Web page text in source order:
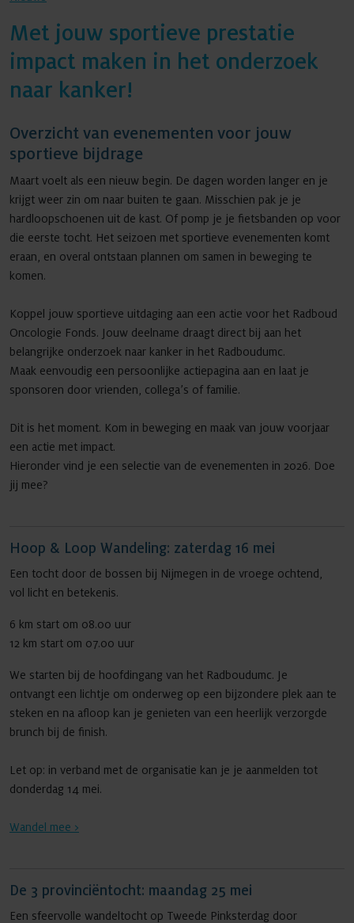
Met jouw sportieve prestatie
impact maken in het onderzoek
naar kanker!
Overzicht van evenementen voor jouw
sportieve bijdrage
Maart voelt als een nieuw begin. De dagen worden langer en je
krijgt weer zin om naar buiten te gaan. Misschien pak je je
hardloopschoenen uit de kast. Of pomp je je fietsbanden op voor
die eerste tocht. Het seizoen met sportieve evenementen komt
eraan, en overal ontstaan plannen om samen in beweging te
komen.
Koppel jouw sportieve uitdaging aan een actie voor het Radboud
Oncologie Fonds. Jouw deelname draagt direct bij aan het
belangrijke onderzoek naar kanker in het Radboudumc.
Maak eenvoudig een persoonlijke actiepagina aan en laat je
sponsoren door vrienden, collega’s of familie.
Dit is het moment. Kom in beweging en maak van jouw voorjaar
een actie met impact.
Hieronder vind je een selectie van de evenementen in 2026. Doe
jij mee?
Hoop & Loop Wandeling: zaterdag 16 mei
Een tocht door de bossen bij Nijmegen in de vroege ochtend,
vol licht en betekenis.
6 km start om 08.00 uur
12 km start om 07.00 uur
We starten bij de hoofdingang van het Radboudumc. Je
ontvangt een lichtje om onderweg op een bijzondere plek aan te
steken en na afloop kan je genieten van een heerlijk verzorgde
brunch bij de finish.
Let op: in verband met de organisatie kan je je aanmelden tot
donderdag 14 mei.
Wandel mee >
De 3 provinciëntocht: maandag 25 mei
Een sfeervolle wandeltocht op Tweede Pinksterdag door
Agenda
Nieuws
Contact